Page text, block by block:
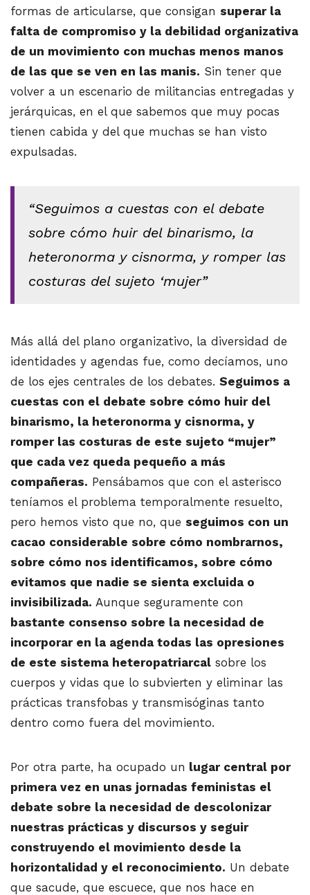
formas de articularse, que consigan superar la
falta de compromiso y la debilidad organizativa
de un movimiento con muchas menos manos
de las que se ven en las manis. Sin tener que
volver a un escenario de militancias entregadas y
jerárquicas, en el que sabemos que muy pocas
tienen cabida y del que muchas se han visto
expulsadas.
“Seguimos a cuestas con el debate
sobre cómo huir del binarismo, la
heteronorma y cisnorma, y romper las
costuras del sujeto ‘mujer”
Más allá del plano organizativo, la diversidad de
identidades y agendas fue, como decíamos, uno
de los ejes centrales de los debates. Seguimos a
cuestas con el debate sobre cómo huir del
binarismo, la heteronorma y cisnorma, y
romper las costuras de este sujeto “mujer”
que cada vez queda pequeño a más
compañeras. Pensábamos que con el asterisco
teníamos el problema temporalmente resuelto,
pero hemos visto que no, que seguimos con un
cacao considerable sobre cómo nombrarnos,
sobre cómo nos identificamos, sobre cómo
evitamos que nadie se sienta excluida o
invisibilizada. Aunque seguramente con
bastante consenso sobre la necesidad de
incorporar en la agenda todas las opresiones
de este sistema heteropatriarcal sobre los
cuerpos y vidas que lo subvierten y eliminar las
prácticas transfobas y transmisóginas tanto
dentro como fuera del movimiento.
Por otra parte, ha ocupado un lugar central por
primera vez en unas jornadas feministas el
debate sobre la necesidad de descolonizar
nuestras prácticas y discursos y seguir
construyendo el movimiento desde la
horizontalidad y el reconocimiento. Un debate
que sacude, que escuece, que nos hace en